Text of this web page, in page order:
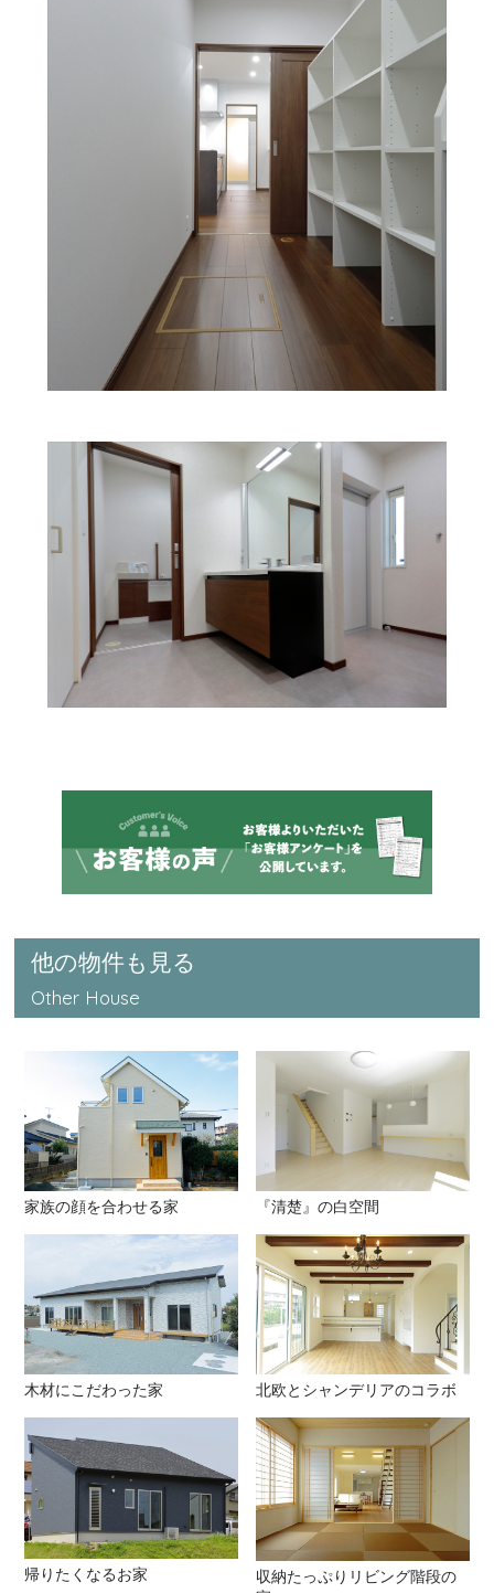
他の物件も見る
Other House
家族の顔を合わせる家 『清楚』の白空間
木材にこだわった家 北欧とシャンデリアのコラボ
帰りたくなるお家
収納たっぷりリビング階段の